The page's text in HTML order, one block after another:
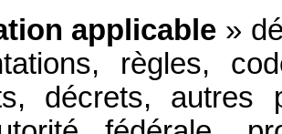
applicable »
règles,
décrets, autres